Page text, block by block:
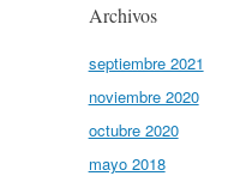
Archivos
septiembre 2021
noviembre 2020
octubre 2020
mayo 2018